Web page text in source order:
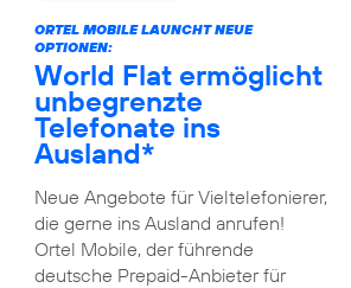
ORTEL MOBILE LAUNCHT NEUE
OPTIONEN:
World Flat ermöglicht
unbegrenzte
Telefonate ins
Ausland*
Neue Angebote für Vieltelefonierer,
die gerne ins Ausland anrufen!
Ortel Mobile, der führende
deutsche Prepaid-Anbieter für